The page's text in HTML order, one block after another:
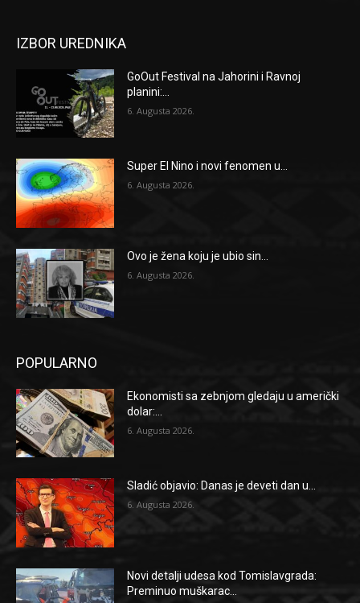
IZBOR UREDNIKA
GoOut Festival na Jahorini i Ravnoj
planini:...
6. Augusta 2026.
Super El Nino i novi fenomen u...
6. Augusta 2026.
Ovo je žena koju je ubio sin...
6. Augusta 2026.
POPULARNO
Ekonomisti sa zebnjom gledaju u američki
dolar:...
6. Augusta 2026.
Sladić objavio: Danas je deveti dan u...
6. Augusta 2026.
Novi detalji udesa kod Tomislavgrada:
Preminuo muškarac...